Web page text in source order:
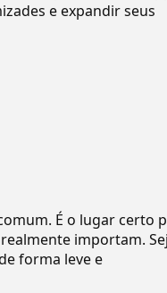
e expandir seus
É o lugar certo
importam.
forma leve e